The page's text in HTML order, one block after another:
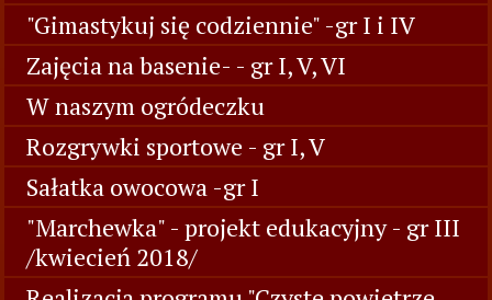
"Gimastykuj się codziennie" -gr I i IV
Zajęcia na basenie- - gr I, V, VI
W naszym ogródeczku
Rozgrywki sportowe - gr I, V
Sałatka owocowa -gr I
"Marchewka" - projekt edukacyjny - gr III
/kwiecień 2018/